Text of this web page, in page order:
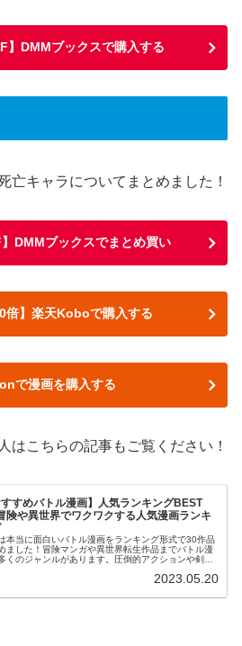
】DMMブックスで購入する
亡キャラについてまとめました！
】DMMブックスでまとめ買い
倍】楽天Koboで購入する
で漫画を購入する
はこちらの記事もご覧ください！
すすめバトル漫画】人気ランキングBEST
険や異世界でワクワクする人気漫画ランキ
本当に面白いバトル漫画をランキング形式で30作品
ました！冒険マンガや異世界転生作品までバトル漫
くのジャンルがあります。圧倒的アクションや剣や
！手に汗握る緊迫感と圧倒的なアクションが交錯する
2023.05.20